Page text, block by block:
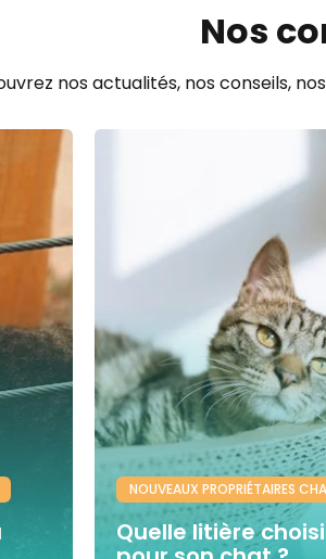
Nos
nos actualités, nos conseils,
NOUVEAUX PROPRIÉTAIRES
Quelle litière